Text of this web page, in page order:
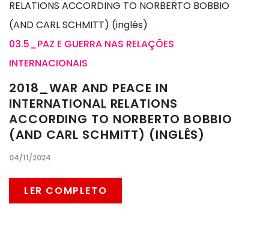
03.5_PAZ E GUERRA NAS RELAÇÕES
INTERNACIONAIS
2018_WAR AND PEACE IN
INTERNATIONAL RELATIONS
ACCORDING TO NORBERTO BOBBIO
(AND CARL SCHMITT) (INGLÊS)
04/11/2024
LER COMPLETO